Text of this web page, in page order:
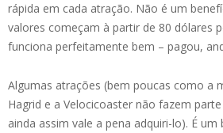
rápida em cada atração. Não é um
valores começam à partir de 80 dólares
funciona perfeitamente bem – pagou,
Algumas atrações (bem poucas como a
Hagrid e a Velocicoaster não fazem
ainda assim vale a pena adquiri-lo). É